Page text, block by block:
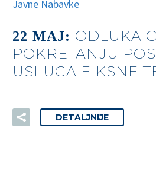
Javne Nabavke
22 MAJ: ODLUKA
POKRETANJU
USLUGA FIKSNE
DETALJNIJE